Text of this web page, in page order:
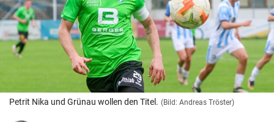
© Krone Multimedia GmbH & Co KG 2026
Muthgasse 2, 1190 Wien
Petrit Nika und Grünau wollen den Titel. (Bild: Andreas Tröster)